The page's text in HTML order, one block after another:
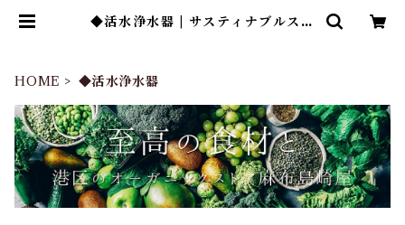
◆活水浄水器 | サスティナブルスト
HOME ◆活水浄水器